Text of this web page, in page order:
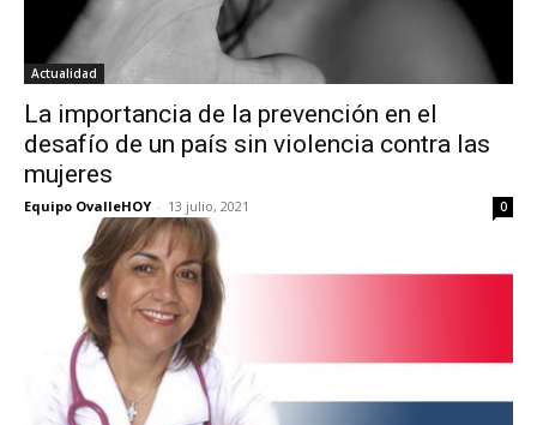
Actualidad
La importancia de la prevención en el
desafío de un país sin violencia contra las
mujeres
Equipo OvalleHOY - 13 julio, 2021 0